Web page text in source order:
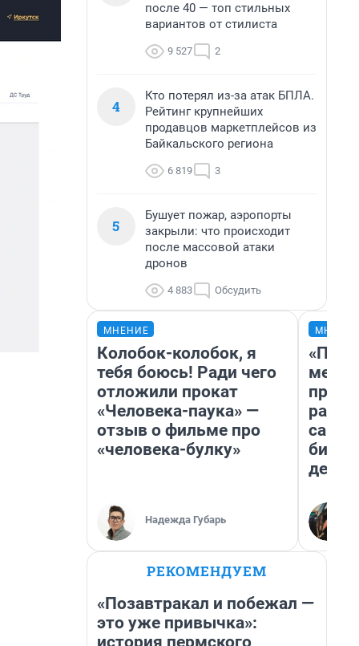
после 40 — топ стильных
вариантов от стилиста
9 527 2
4
Кто потерял из-за атак БПЛА.
Рейтинг крупнейших
продавцов маркетплейсов из
Байкальского региона
6 819 3
5
Бушует пожар, аэропорты
закрыли: что происходит
после массовой атаки
дронов
4 883 Обсудить
МНЕНИЕ
Колобок-колобок, я
тебя боюсь! Ради чего
отложили прокат
«Человека-паука» —
отзыв о фильме про
«человека-булку»
Надежда Губарь
РЕКОМЕНДУЕМ
«Позавтракал и побежал —
это уже привычка»:
история пермского